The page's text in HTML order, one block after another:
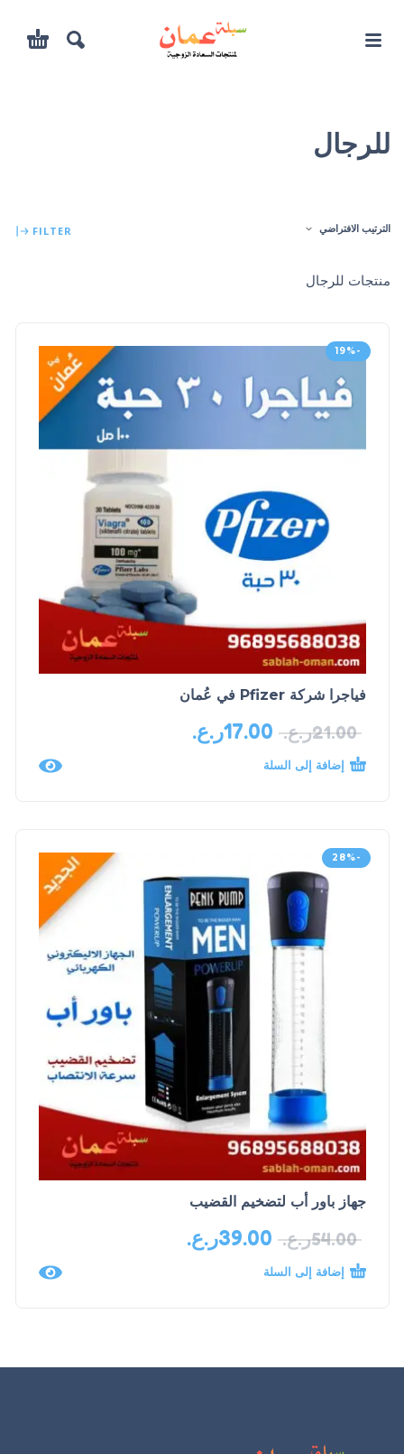
للرجال
الترتيب الافتراضي FILTER
منتجات للرجال
-19%
فياجرا شركة Pfizer في عُمان
21.00ر.ع. 17.00ر.ع.
إضافة إلى السلة
-28%
جهاز باور أب لتضخيم القضيب
54.00ر.ع. 39.00ر.ع.
إضافة إلى السلة